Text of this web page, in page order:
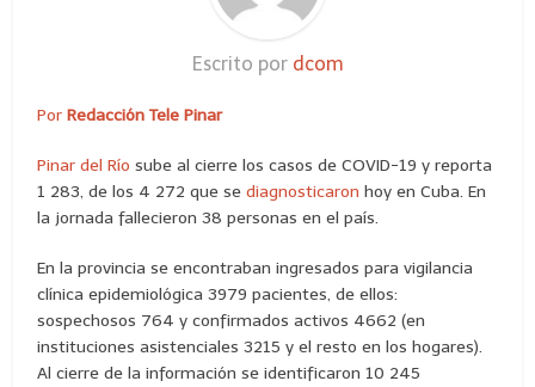
Escrito por dcom
PorRedacción Tele Pinar
Pinar del Río sube al cierre los casos de COVID-19 y reporta
1 283, de los 4 272 que sediagnosticaron hoy en Cuba. En
la jornada fallecieron 38 personas en el país.
En la provincia se encontraban ingresados para vigilancia
clínica epidemiológica 3979 pacientes, de ellos:
sospechosos 764 y confirmados activos 4662 (en
instituciones asistenciales 3215 y el resto en los hogares).
Al cierre de la información se identificaron 10 245